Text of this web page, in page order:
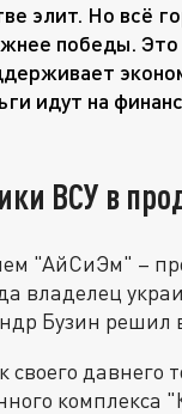
элит. Но всё
победы.
идут на
ВСУ в
"АйСиЭм" –
владелец
Бузин решил
своего
комплекса